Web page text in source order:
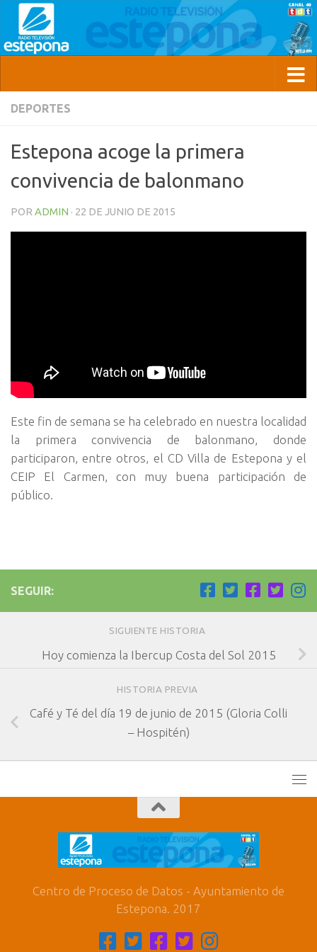
DEPORTES
Estepona acoge la primera
convivencia de balonmano
POR ADMIN · 22 DE JUNIO DE 2015
Este fin de semana se ha celebrado en nuestra localidad
la primera convivencia de balonmano, donde
participaron, entre otros, el CD Villa de Estepona y el
CEIP El Carmen, con muy buena participación de
público.
SEGUIR:
SIGUIENTE HISTORIA
Hoy comienza la Ibercup Costa del Sol 2015
HISTORIA PREVIA
Café y Té del día 19 de junio de 2015 (Gloria Colli
– Hospitén)
Centro de Proceso de Datos - Ayuntamiento de
Estepona. 2017